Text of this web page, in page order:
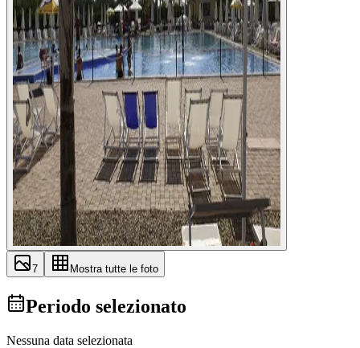
7 Mostra tutte le foto
Periodo selezionato
Nessuna data selezionata